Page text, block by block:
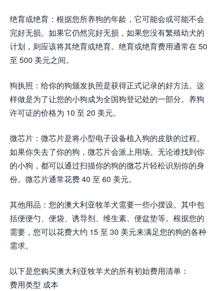
绝育或绝育：根据您所养狗的年龄，它可能会或可能不会
完好无损。如果它仍然完好无损，如果您没有繁殖幼犬的
计划，则应该将其绝育或绝育。绝育或绝育费用通常在 50
至 500 美元之间。
狗执照：给你的狗颁发执照是获得正式记录的好方法。这
样做是为了让您的小狗成为全国狗登记处的一部分。养狗
许可证的价格为 10 至 20 美元。
微芯片：微芯片是将小型电子设备植入狗的皮肤的过程。
如果你失去了你的狗，微芯片会派上用场。无论谁找到你
的小狗，都可以通过扫描你的狗的微芯片轻松识别你的身
份。微芯片通常花费 40 至 60 美元。
其他用品：您的澳大利亚牧羊犬需要一些小摆设。其中包
括便便勺、便袋、诱导剂、维生素、便盆垫等。根据您的
需要，您可以花费大约 15 至 30 美元来满足您的狗的各种
需求。
以下是您购买澳大利亚牧羊犬的所有初始费用清单：
费用类型 成本